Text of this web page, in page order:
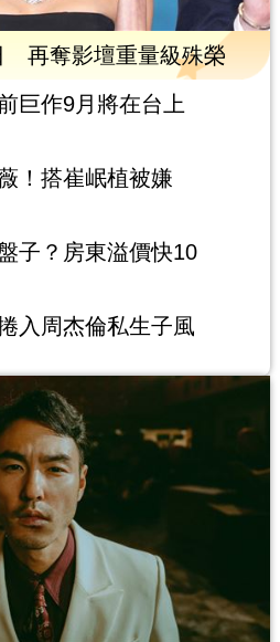
再奪影壇重量級殊榮
巨作9月將在台上
！搭崔岷植被嫌
子？房東溢價快10
入周杰倫私生子風